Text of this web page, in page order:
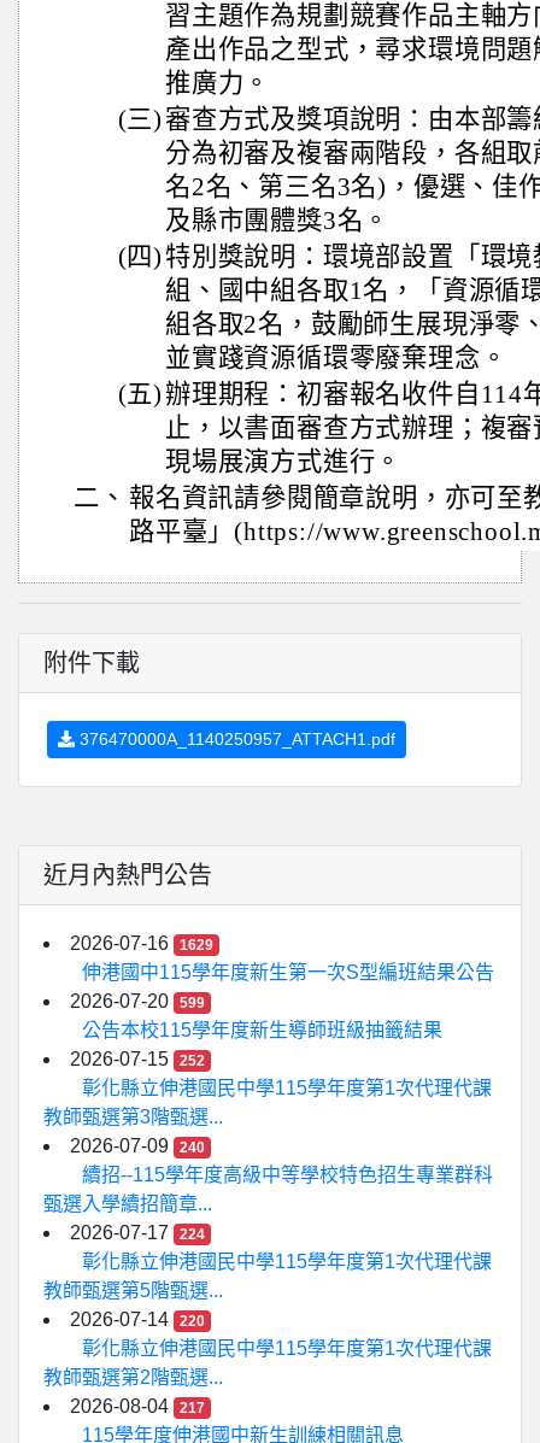
習主題作為規劃競賽作品主軸
產出作品之型式，尋求環境問
推廣力。
(三) 審查方式及獎項說明：由本部
分為初審及複審兩階段，各組
名2名、第三名3名)，優選、佳
及縣市團體獎3名。
(四)特別獎說明：環境部設置「環
組、國中組各取1名，「資源循
組各取2名，鼓勵師生展現淨零
並實踐資源循環零廢棄理念。
(五)辦理期程：初審報名收件自114
止，以書面審查方式辦理；複
現場展演方式進行。
二、 報名資訊請參閱簡章說明，亦可至
路平臺」(https://
附件下載
376470000A_1140250957_ATTACH1.pdf
近月內熱門公告
2026-07-16 1629
伸港國中115學年度新生第一次S型編班結果公告
2026-07-20
599
公告本校115學年度新生導師班級抽籤結果
2026-07-15
252
彰化縣立伸港國民中學115學年度第1次代理代課
教師甄選第3階甄選...
2026-07-09
240
續招--115學年度高級中等學校特色招生專業群科
甄選入學續招簡章...
2026-07-17
224
彰化縣立伸港國民中學115學年度第1次代理代課
教師甄選第5階甄選...
2026-07-14
220
彰化縣立伸港國民中學115學年度第1次代理代課
教師甄選第2階甄選...
2026-08-04
217
115學年度伸港國中新生訓練相關訊息